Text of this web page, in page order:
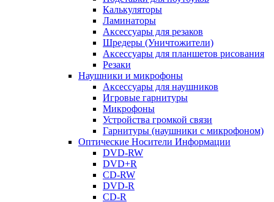
Калькуляторы
Ламинаторы
Аксессуары для резаков
Шредеры (Уничтожители)
Аксессуары для планшетов рисования
Резаки
Наушники и микрофоны
Аксессуары для наушников
Игровые гарнитуры
Микрофоны
Устройства громкой связи
Гарнитуры (наушники с микрофоном)
Оптические Носители Информации
DVD-RW
DVD+R
CD-RW
DVD-R
CD-R